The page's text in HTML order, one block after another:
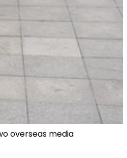
overseas media